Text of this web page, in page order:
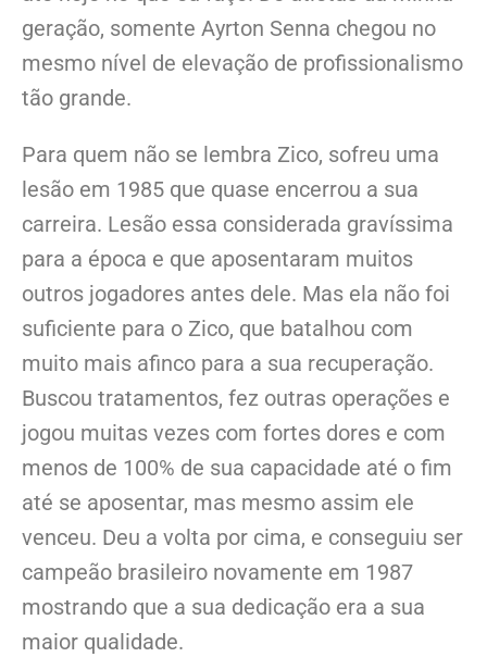
geração, somente Ayrton Senna chegou no
mesmo nível de elevação de profissionalismo
tão grande.
Para quem não se lembra Zico, sofreu uma
lesão em 1985 que quase encerrou a sua
carreira. Lesão essa considerada gravíssima
para a época e que aposentaram muitos
outros jogadores antes dele. Mas ela não foi
suficiente para o Zico, que batalhou com
muito mais afinco para a sua recuperação.
Buscou tratamentos, fez outras operações e
jogou muitas vezes com fortes dores e com
menos de 100% de sua capacidade até o fim
até se aposentar, mas mesmo assim ele
venceu. Deu a volta por cima, e conseguiu ser
campeão brasileiro novamente em 1987
mostrando que a sua dedicação era a sua
maior qualidade.